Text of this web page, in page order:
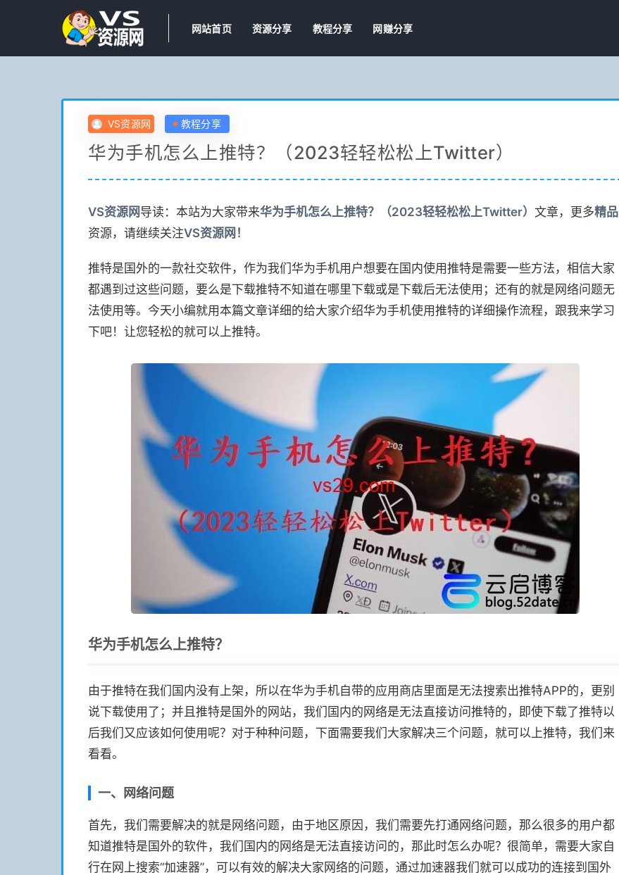
网站首页 资源分享 教程分享 网赚分享
VS资源网 教程分享
华为手机怎么上推特？（2023轻轻松松上Twitter）
VS资源网 导读：本站为大家带来华为手机怎么上推特？（2023轻轻松松上Twitter） 文章，更多精品
资源，请继续关注VS资源网！
推特是国外的一款社交软件，作为我们华为手机用户想要在国内使用推特是需要一些方法，相信大家
都遇到过这些问题，要么是下载推特不知道在哪里下载或是下载后无法使用；还有的就是网络问题无
法使用等。今天小编就用本篇文章详细的给大家介绍华为手机使用推特的详细操作流程，跟我来学习
下吧！让您轻松的就可以上推特。
华为手机怎么上推特？
由于推特在我们国内没有上架，所以在华为手机自带的应用商店里面是无法搜索出推特APP的，更别
说下载使用了；并且推特是国外的网站，我们国内的网络是无法直接访问推特的，即使下载了推特以
后我们又应该如何使用呢？对于种种问题，下面需要我们大家解决三个问题，就可以上推特，我们来
看看。
一、网络问题
首先，我们需要解决的就是网络问题，由于地区原因，我们需要先打通网络问题，那么很多的用户都
知道推特是国外的软件，我们国内的网络是无法直接访问的，那此时怎么办呢？很简单，需要大家自
行在网上搜索“加速器”，可以有效的解决大家网络的问题，通过加速器我们就可以成功的连接到国外